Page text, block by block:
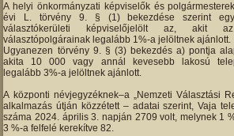
A helyi önkormányzati képviselők és
évi L. törvény 9. § (1) bekezdése szerint
választókerületi képviselőjelölt az, akit
választópolgárainak legalább 1%-a jelöltnek ajánlott.
Ugyanezen törvény 9. § (3) bekezdés a) pontja
akita 10 000 vagy annál kevesebb lakosú
legalább 3%-a jelöltnek ajánlott.
A központi névjegyzéknek–a „Nemzeti Választási
alkalmazás útján közzétett – adatai szerint, Vaja
száma 2024. április 3. napján 2709 volt, melynek 1
3 %-a felfelé kerekítve 82.